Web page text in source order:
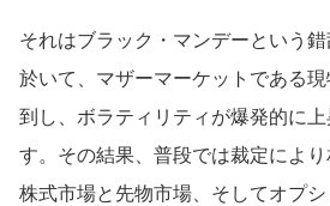
それはブラック・マンデーという
於いて、マザーマーケットである
到し、ボラティリティが爆発的に
す。その結果、普段では裁定によ
株式市場と先物市場、そしてオプ